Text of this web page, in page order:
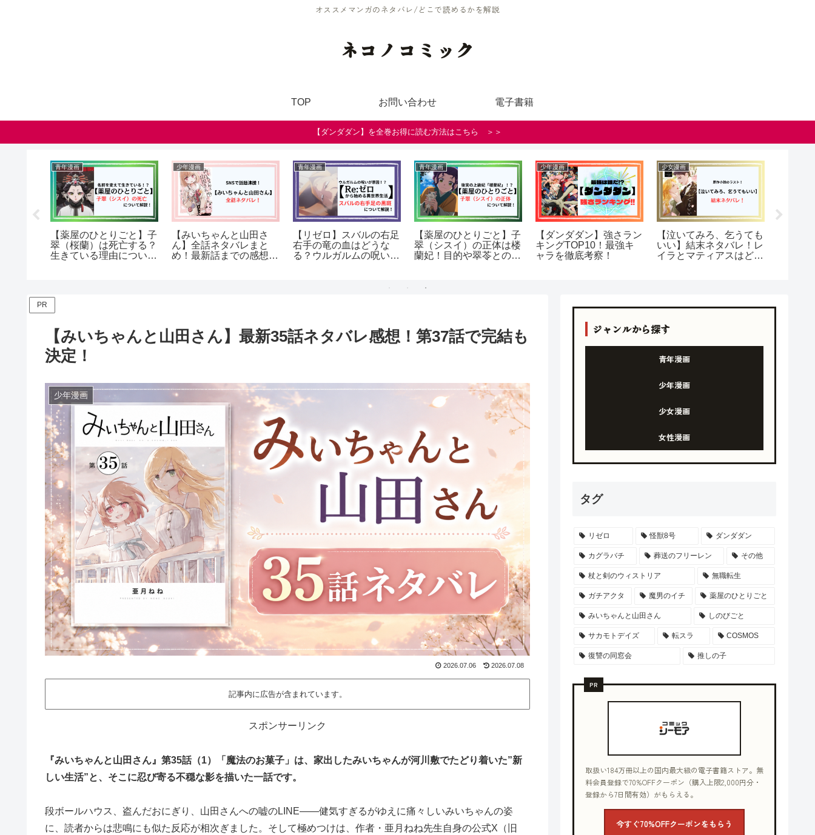
オススメマンガのネタバレ/どこで読めるかを解説
ネコノコミック
TOP お問い合わせ 電子書籍
【ダンダダン】を全巻お得に読む方法はこちら ＞＞
青年漫画
【薬屋のひとりごと】子
翠（桜蘭）は死亡する？
生きている理由について
少年漫画
【みいちゃんと山田さ
ん】全話ネタバレまと
め！最新話までの感想や
青年漫画
【リゼロ】スバルの右足
右手の竜の血はどうな
る？ウルガルムの呪いと
青年漫画
【薬屋のひとりごと】子
翠（シスイ）の正体は楼
蘭妃！目的や翠苓との関
少年漫画
【ダンダダン】強さラン
キングTOP10！最強キ
ャラを徹底考察！
少女漫画
【泣いてみろ、乞うても
いい】結末ネタバレ！レ
イラとマティアスはどう
PR
【みいちゃんと山田さん】最新35話ネタバレ感想！第37話で完結も
決定！
少年漫画
2026.07.06 2026.07.08
記事内に広告が含まれています。
スポンサーリンク
『みいちゃんと山田さん』第35話（1）「魔法のお菓子」は、家出したみいちゃんが河川敷でたどり着いた”新
しい生活”と、そこに忍び寄る不穏な影を描いた一話です。
段ボールハウス、盗んだおにぎり、山田さんへの嘘のLINE——健気すぎるがゆえに痛々しいみいちゃんの姿
に、読者からは悲鳴にも似た反応が相次ぎました。そして極めつけは、作者・亜月ねね先生自身の公式X（旧
ジャンルから探す
青年漫画
少年漫画
少女漫画
女性漫画
タグ
リゼロ 怪獣8号 ダンダダン
カグラバチ 葬送のフリーレン その他
杖と剣のウィストリア 無職転生
ガチアクタ 魔男のイチ 薬屋のひとりごと
みいちゃんと山田さん しのびごと
サカモトデイズ 転スラ COSMOS
復讐の同窓会 推しの子
PR
取扱い184万冊以上の国内最大級の電子書籍ストア。無
料会員登録で70%OFFクーポン（購入上限2,000円分・
登録から7日間有効）がもらえる。
今すぐ70%OFFクーポンをもらう